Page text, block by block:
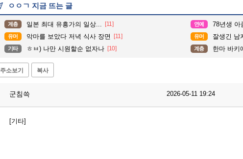
ㅇㅇㄱ 지금 뜨는 글
계층 일본 최대 유흥가의 일상... [11] 연예 78년생 아
유머 악마를 보았다 저녁 식사 장면 [11] 유머 잘생긴 남
기타 ㅎㅂ) 나만 시원할순 없자나 [10] 계층 한마 바키
주소보기 복사
군침쓱 2026-05-11 19:24
[기타]